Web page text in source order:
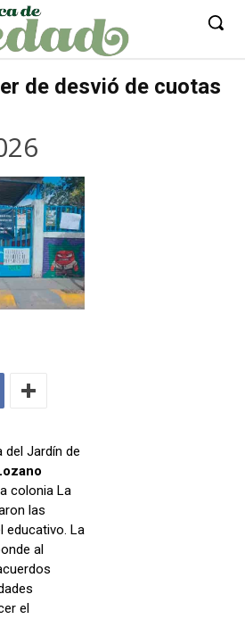
de desvió de cuotas
del Jardín de
colonia La
las
educativo. La
al
el